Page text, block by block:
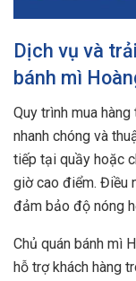
Dịch vụ và
bánh mì
Quy trình mua
nhanh chóng và
tiếp tại quầy hoặc
giờ cao điểm. Điều
đảm bảo độ nóng
Chủ quán bánh mì
hỗ trợ khách hàng